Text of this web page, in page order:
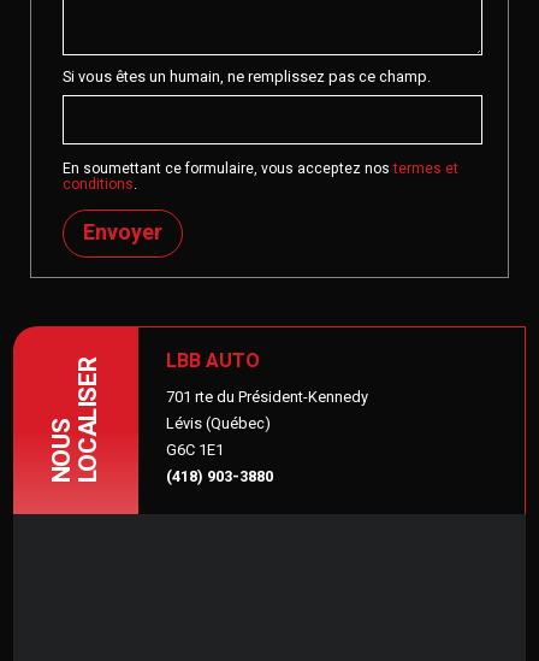
Si vous êtes un humain, ne remplissez pas ce champ.
En soumettant ce formulaire, vous acceptez nostermes et
conditions.
Envoyer
NOUSLOCALISER LBB AUTO
701 rte du Président-Kennedy
Lévis (Québec)
G6C 1E1
(418) 903-3880